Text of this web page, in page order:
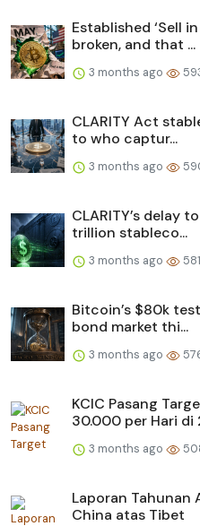
Established ‘Sell
broken, and that ...
3 months ago
CLARITY Act
to who captur...
3 months ago
CLARITY’s delay
trillion stableco...
3 months ago 581
Bitcoin’s $80k
bond market thi...
3 months ago
KCIC Pasang
30.000 per Hari di
3 months ago
Laporan Tahunan
China atas Tibet